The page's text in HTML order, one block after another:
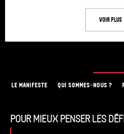
Voir plus
LE MANIFESTE QUI SOMMES-NOUS ?
Pour mieux penser les